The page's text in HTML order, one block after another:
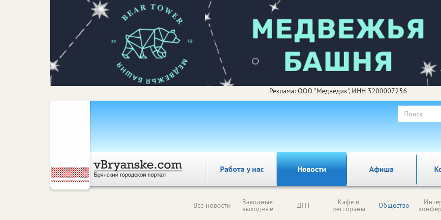
Реклама: ООО "Медведик", ИНН 3200007256
Работа у нас Новости Афиша
Все новости Заводные
выходные ДТП Кафе и
рестораны Общество